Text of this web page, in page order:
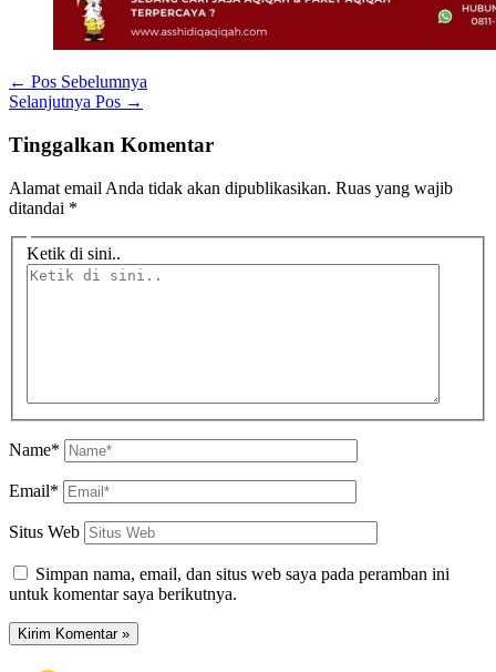
← Pos Sebelumnya
Selanjutnya Pos →
Tinggalkan Komentar
Alamat email Anda tidak akan dipublikasikan. Ruas yang wajib
ditandai *
Ketik di sini..
Name*
Email*
Situs Web
Simpan nama, email, dan situs web saya pada peramban ini
untuk komentar saya berikutnya.